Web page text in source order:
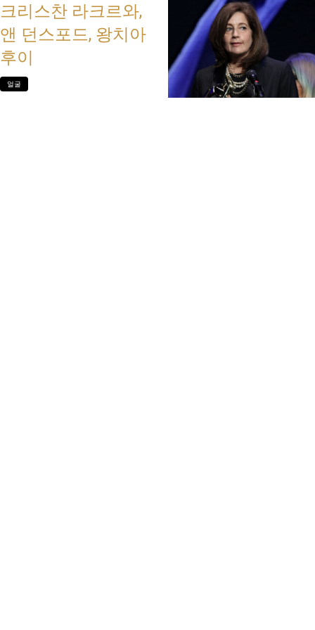
크리스찬 라크르와,
앤 던스포드, 왕치아
후이
얼굴